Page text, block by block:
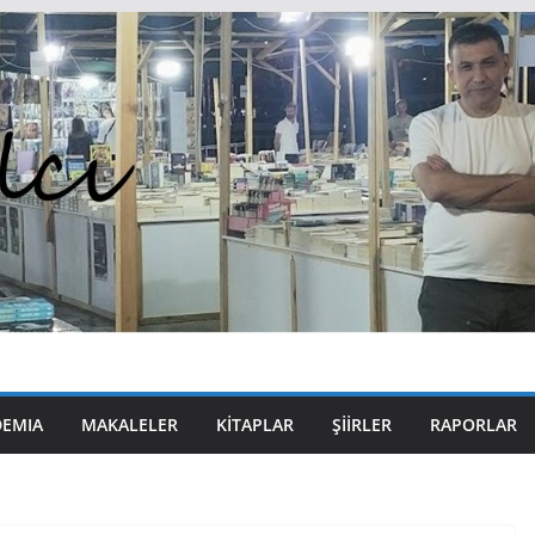
MAKALELER KITAPLAR ŞIIRLER RAPORLAR